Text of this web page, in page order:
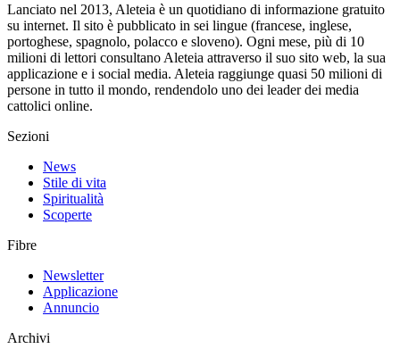
Lanciato nel 2013, Aleteia è un quotidiano di informazione gratuito
su internet. Il sito è pubblicato in sei lingue (francese, inglese,
portoghese, spagnolo, polacco e sloveno). Ogni mese, più di 10
milioni di lettori consultano Aleteia attraverso il suo sito web, la sua
applicazione e i social media. Aleteia raggiunge quasi 50 milioni di
persone in tutto il mondo, rendendolo uno dei leader dei media
cattolici online.
Sezioni
News
Stile di vita
Spiritualità
Scoperte
Fibre
Newsletter
Applicazione
Annuncio
Archivi